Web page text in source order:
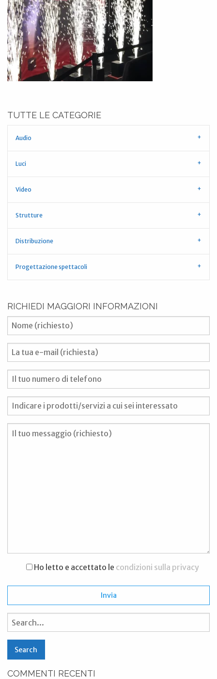
TUTTE LE CATEGORIE
Audio
Luci
Video
Strutture
Distribuzione
Progettazione spettacoli
RICHIEDI MAGGIORI INFORMAZIONI
Ho letto e accettato le condizioni sulla privacy
Search
for:
COMMENTI RECENTI